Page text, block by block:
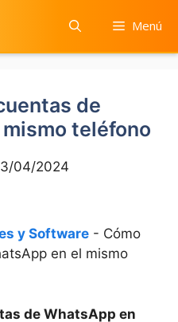
Menú
de
teléfono
04/2024
y Software - Cómo
en el mismo
de WhatsApp en